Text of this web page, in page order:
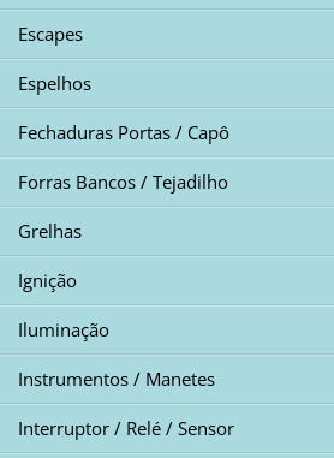
Escapes
Espelhos
Fechaduras Portas / Capô
Forras Bancos / Tejadilho
Grelhas
Ignição
Iluminação
Instrumentos / Manetes
Interruptor / Relé / Sensor